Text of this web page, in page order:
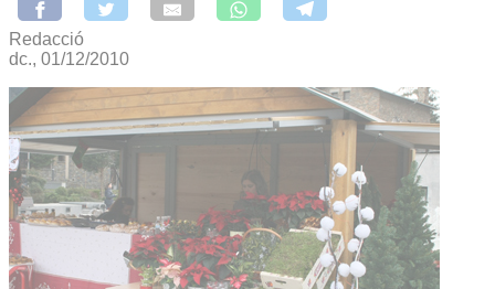
Redacció
dc., 01/12/2010